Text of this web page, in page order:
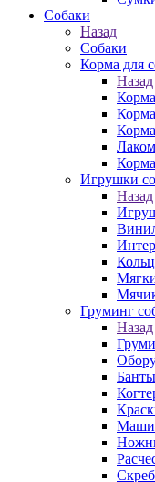
Собаки
Назад
Собаки
Корма для
Назад
Игрушки
Назад
Груминг
Назад